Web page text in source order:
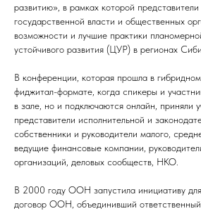
развитию», в рамках которой
государственной власти и общественных
возможности и лучшие практики
устойчивого развития (ЦУР) в регионах
В конференции, которая прошла в
фиджитал-формате, когда спикеры и
в зале, но и подключаются онлайн, приняли
представители исполнительной и
собственники и руководители малого,
ведущие финансовые компании,
организаций, деловых сообществ, НКО.
В 2000 году ООН запустила инициативу
договор ООН, объединивший